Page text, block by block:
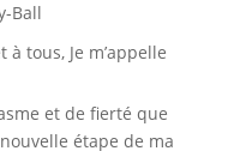
Ball
tous, Je m’appelle
et de fierté que
étape de ma